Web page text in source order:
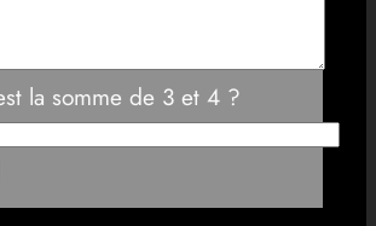
la somme de 3 et 4 ?